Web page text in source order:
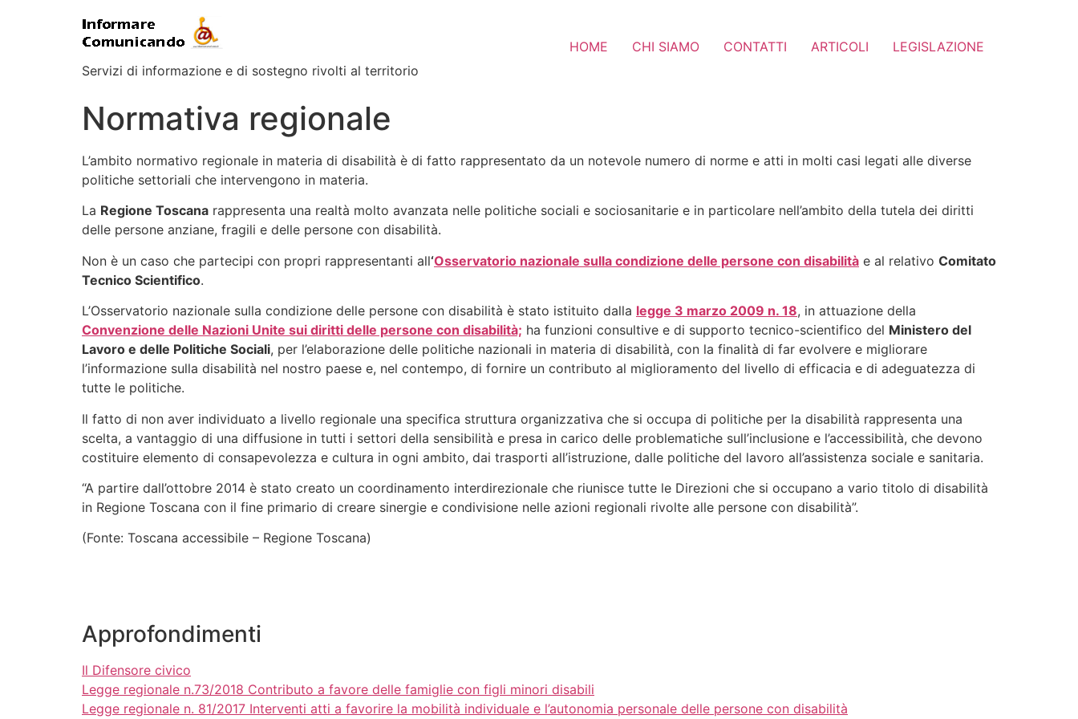
Servizi di informazione e di sostegno rivolti al territorio
HOME CHI SIAMO CONTATTI ARTICOLI LEGISLAZIONE
Normativa regionale
L’ambito normativo regionale in materia di disabilità è di fatto rappresentato da un notevole numero di norme e atti in molti casi legati alle diverse
politiche settoriali che intervengono in materia.
La Regione Toscana rappresenta una realtà molto avanzata nelle politiche sociali e sociosanitarie e in particolare nell’ambito della tutela dei diritti
delle persone anziane, fragili e delle persone con disabilità.
Non è un caso che partecipi con propri rappresentanti all‘Osservatorio nazionale sulla condizione delle persone con disabilità e al relativo Comitato
Tecnico Scientifico.
L’Osservatorio nazionale sulla condizione delle persone con disabilità è stato istituito dalla legge 3 marzo 2009 n. 18, in attuazione della
Convenzione delle Nazioni Unite sui diritti delle persone con disabilità; ha funzioni consultive e di supporto tecnico-scientifico del Ministero del
Lavoro e delle Politiche Sociali, per l’elaborazione delle politiche nazionali in materia di disabilità, con la finalità di far evolvere e migliorare
l’informazione sulla disabilità nel nostro paese e, nel contempo, di fornire un contributo al miglioramento del livello di efficacia e di adeguatezza di
tutte le politiche.
Il fatto di non aver individuato a livello regionale una specifica struttura organizzativa che si occupa di politiche per la disabilità rappresenta una
scelta, a vantaggio di una diffusione in tutti i settori della sensibilità e presa in carico delle problematiche sull’inclusione e l’accessibilità, che devono
costituire elemento di consapevolezza e cultura in ogni ambito, dai trasporti all’istruzione, dalle politiche del lavoro all’assistenza sociale e sanitaria.
“A partire dall’ottobre 2014 è stato creato un coordinamento interdirezionale che riunisce tutte le Direzioni che si occupano a vario titolo di disabilità
in Regione Toscana con il fine primario di creare sinergie e condivisione nelle azioni regionali rivolte alle persone con disabilità”.
(Fonte: Toscana accessibile – Regione Toscana)
Approfondimenti
Il Difensore civico
Legge regionale n.73/2018 Contributo a favore delle famiglie con figli minori disabili
Legge regionale n. 81/2017 Interventi atti a favorire la mobilità individuale e l’autonomia personale delle persone con disabilità